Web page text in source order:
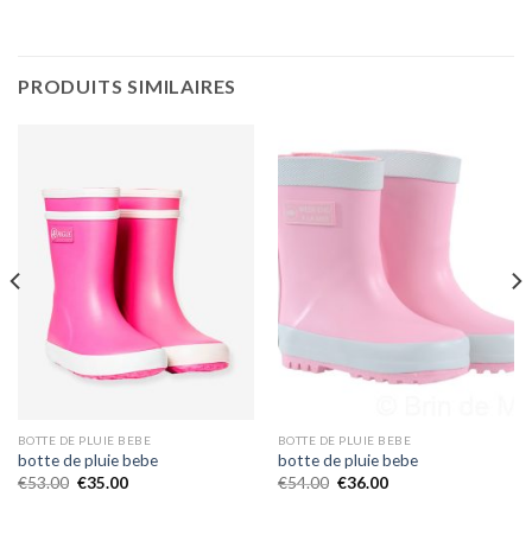
PRODUITS SIMILAIRES
BOTTE DE PLUIE BEBE
botte de pluie bebe
€53.00 €35.00
BOTTE DE PLUIE BEBE
botte de pluie bebe
€54.00 €36.00